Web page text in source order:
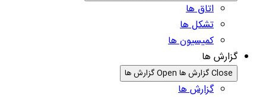
اتاق ها
تشکل ها
کمیسیون ها
گزارش ها
Close گزارش ها Open گزارش ها
گزارش ها